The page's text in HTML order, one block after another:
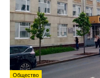
Общество